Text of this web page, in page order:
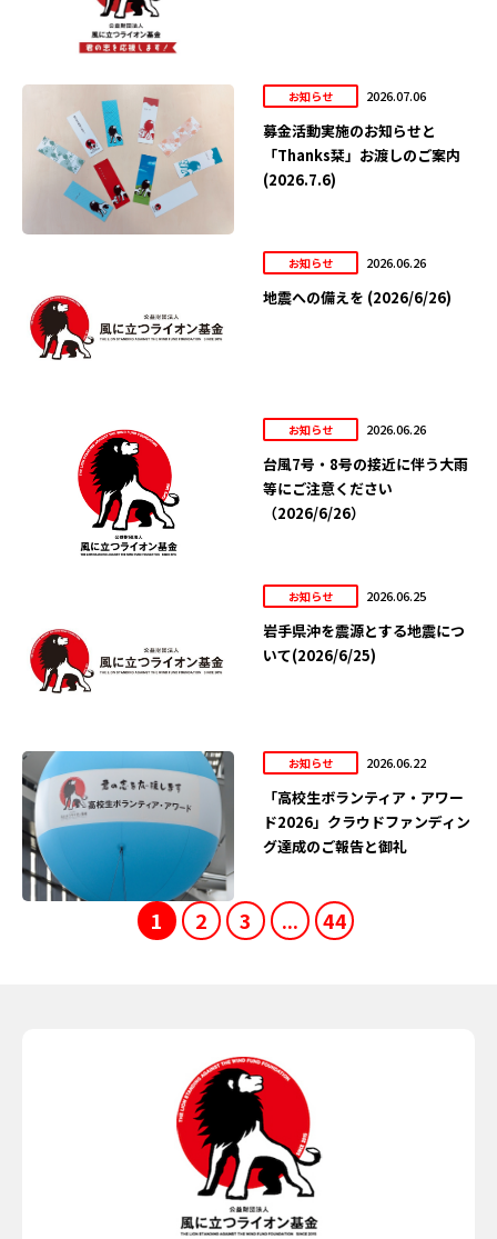
お知らせ 2026.07.06
募金活動実施のお知らせと
「Thanks栞」お渡しのご案内
(2026.7.6)
お知らせ 2026.06.26
地震への備えを (2026/6/26)
お知らせ 2026.06.26
台風7号・8号の接近に伴う大雨
等にご注意ください
（2026/6/26）
お知らせ 2026.06.25
岩手県沖を震源とする地震につ
いて(2026/6/25)
お知らせ 2026.06.22
「高校生ボランティア・アワー
ド2026」クラウドファンディン
グ達成のご報告と御礼
1 2 3 ... 44